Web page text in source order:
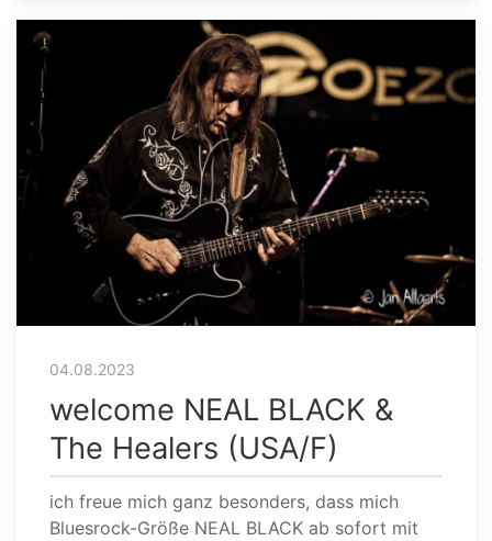
04.08.2023
welcome NEAL BLACK &
The Healers (USA/F)
ich freue mich ganz besonders, dass mich
Bluesrock-Größe NEAL BLACK ab sofort mit